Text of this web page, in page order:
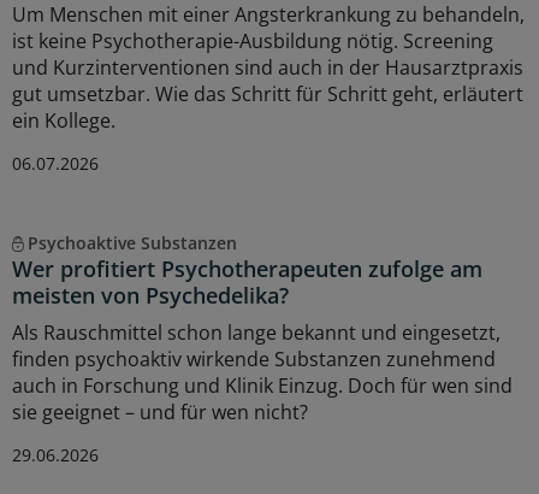
Um Menschen mit einer Angsterkrankung zu behandeln,
ist keine Psychotherapie-Ausbildung nötig. Screening
und Kurzinterventionen sind auch in der Hausarztpraxis
gut umsetzbar. Wie das Schritt für Schritt geht, erläutert
ein Kollege.
06.07.2026
Psychoaktive Substanzen
Wer profitiert Psychotherapeuten zufolge am
meisten von Psychedelika?
Als Rauschmittel schon lange bekannt und eingesetzt,
finden psychoaktiv wirkende Substanzen zunehmend
auch in Forschung und Klinik Einzug. Doch für wen sind
sie geeignet – und für wen nicht?
29.06.2026